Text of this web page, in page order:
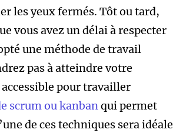
les yeux fermés. Tôt ou tard,
vous avez un délai à respecter
une méthode de travail
pas à atteindre votre
pour travailler
scrum ou kanbanqui permet
de ces techniques sera idéale